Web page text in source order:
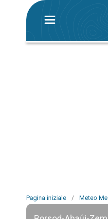
Pagina iniziale / Meteo